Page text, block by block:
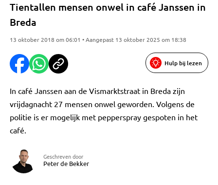
Tientallen mensen onwel in café Janssen in
Breda
13 oktober 2018 om 06:01 • Aangepast 13 oktober 2025 om 18:38
Hulp bij lezen
In café Janssen aan de Vismarktstraat in Breda zijn
vrijdagnacht 27 mensen onwel geworden. Volgens de
politie is er mogelijk met pepperspray gespoten in het
café.
Geschreven door
Peter de Bekker